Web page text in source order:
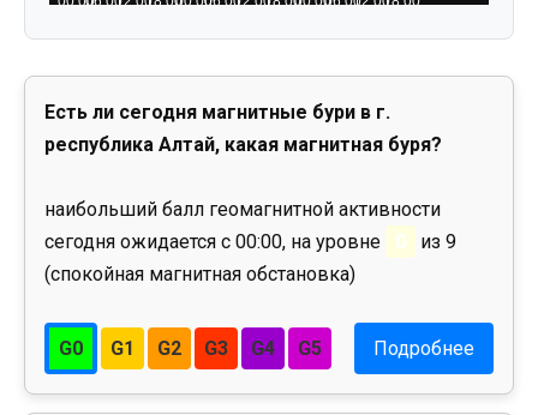
Есть ли сегодня магнитные бури в г.
республика Алтай, какая магнитная буря?
наибольший балл геомагнитной активности
сегодня ожидается с 00:00, на уровне
0
из 9
(спокойная магнитная обстановка)
G0 G1 G2 G3 G4 G5 Подробнее